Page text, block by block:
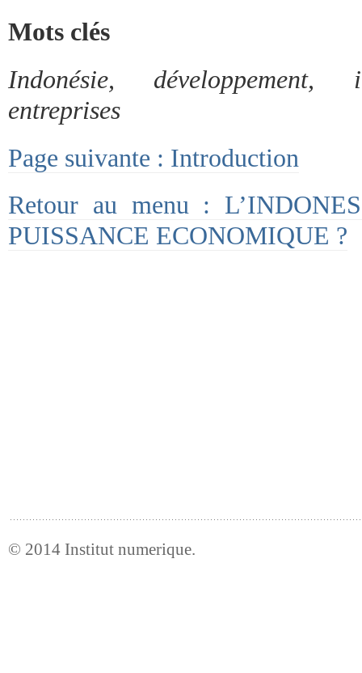
Mots clés
Indonésie, développement,
entreprises
Page suivante : Introduction
Retour au menu :
PUISSANCE ECONOMIQUE ?
© 2014 Institut numerique.